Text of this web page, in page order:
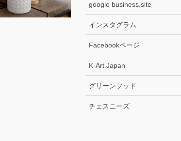
google business.site
インスタグラム
Facebookページ
K-Art.Japan
グリーンフッド
チェスニーズ